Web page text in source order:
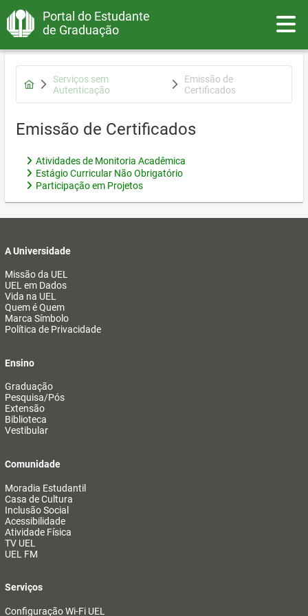
Portal do Estudante
de Graduação
Serviços sem
Autenticação
Emissão de
Certificados
Emissão de Certificados
Atividades de Monitoria Acadêmica
Estágio Curricular Não Obrigatório
Participação em Projetos
A Universidade
Missão da UEL
UEL em Dados
Vida na UEL
Quem é Quem
Marca Símbolo
Política de Privacidade
Ensino
Graduação
Pesquisa/Pós
Extensão
Biblioteca
Vestibular
Comunidade
Moradia Estudantil
Casa de Cultura
Inclusão Social
Acessibilidade
Atividade Física
TV UEL
UEL FM
Serviços
Configuração Wi-Fi UEL